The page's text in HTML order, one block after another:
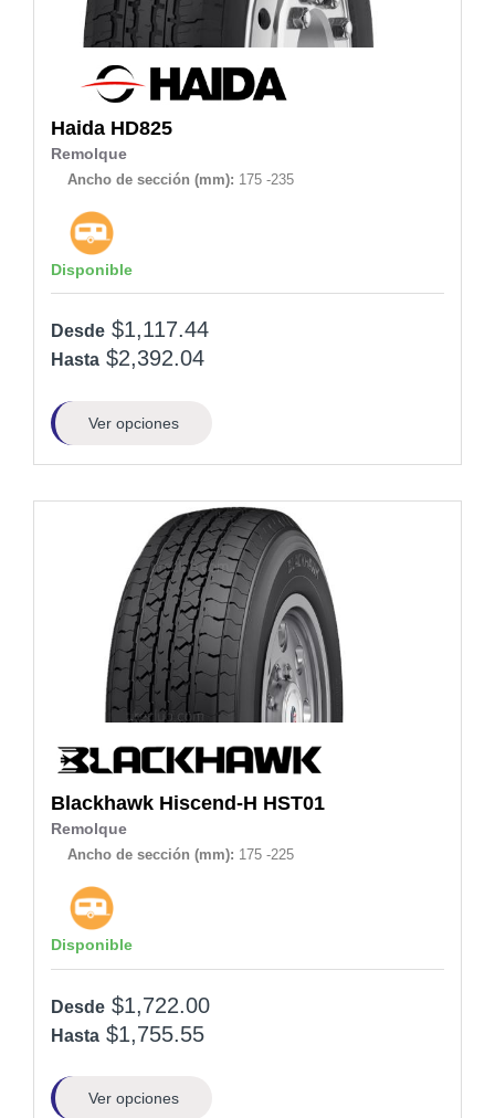
Haida HD825
Remolque
Ancho de sección (mm): 175 -235
Disponible
Desde $1,117.44
Hasta $2,392.04
Ver opciones
Blackhawk Hiscend-H HST01
Remolque
Ancho de sección (mm): 175 -225
Disponible
Desde $1,722.00
Hasta $1,755.55
Ver opciones